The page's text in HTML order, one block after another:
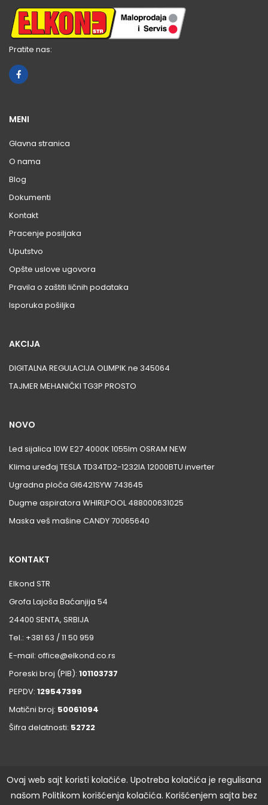
Pratite nas:
MENI
Glavna stranica
O nama
Blog
Dokumenti
Kontakt
Pracenje posiljaka
Uputstvo
Opšte uslove ugovora
Pravila o zaštiti ličnih podataka
Isporuka pošiljka
AKCIJA
DIGITALNA REGULACIJA OLIMPIK ne 345064
TAJMER MEHANIČKI TG3P PROSTO
NOVO
Led sijalica 10W E27 4000K 1055lm OSRAM NEW
Klima uređaj TESLA TD34TD2-1232IA 12000BTU inverter
Ugradna ploča GI6421SYW 743645
Dugme aspiratora WHIRLPOOL 488000631025
Maska veš mašine CANDY 70065640
KONTAKT
Elkond STR
Grofa Lajoša Baćanjija 54
24400 SENTA, SRBIJA
Tel.: +381 63 / 11 50 959
E-mail: office@elkond.co.rs
Poreski broj (PIB): 101103737
PEPDV: 129547399
Matični broj: 50061094
Šifra delatnosti: 52722
Copyright © S.T.R. Elkond©
Ovaj web sajt koristi kolačiće. Upotreba kolačića je regulisana
našom Politikom korišćenja kolačića. Korišćenjem sajta bez